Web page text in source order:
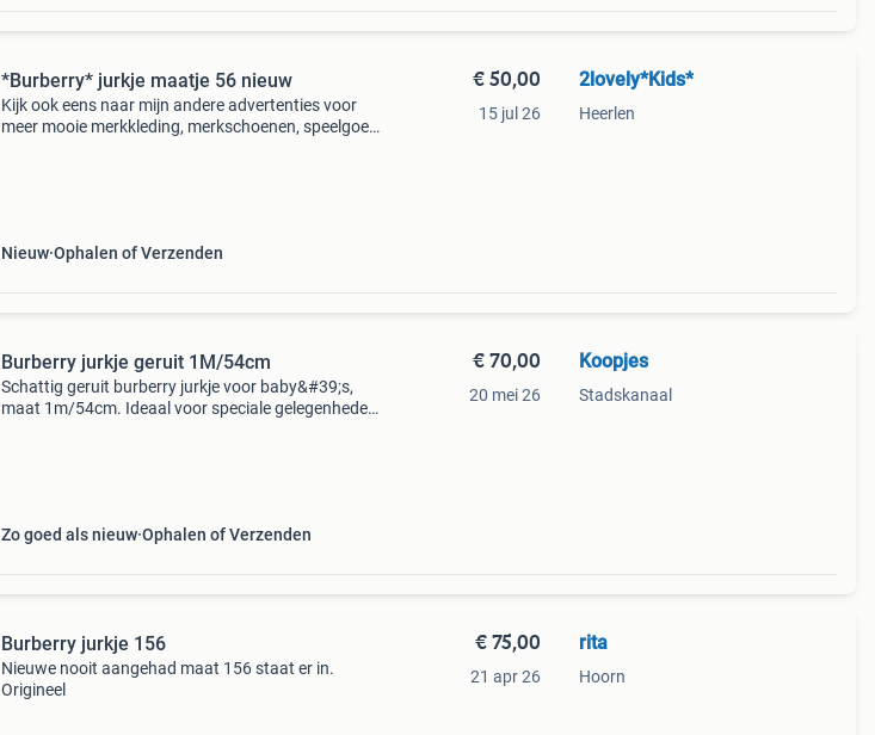
*Burberry* jurkje maatje 56 nieuw
Kijk ook eens naar mijn andere advertenties voor
meer mooie merkkleding, merkschoenen, speelgoed
Nieuw Ophalen of Verzenden
€ 50,00
15 jul 26
2lovely*Kids*
Heerlen
Burberry jurkje geruit 1M/54cm
Schattig geruit burberry jurkje voor baby&#39;s,
maat 1m/54cm. Ideaal voor speciale gelegenheden
Zo goed als nieuw Ophalen of Verzenden
€ 70,00
20 mei 26
Koopjes
Stadskanaal
Burberry jurkje 156
Nieuwe nooit aangehad maat 156 staat er in.
Origineel
€ 75,00
21 apr 26
rita
Hoorn